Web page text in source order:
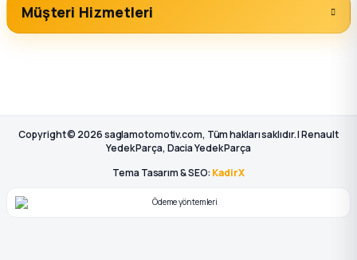
Müşteri Hizmetleri
Copyright © 2026 saglamotomotiv.com, Tüm hakları saklıdır. | Renault
Yedek Parça, Dacia Yedek Parça
Tema Tasarım & SEO: KadirX